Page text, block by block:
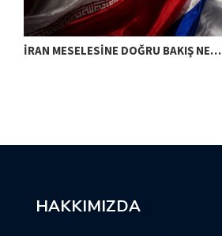
İRAN MESELESINE DOĞRU BAKIŞ NE…
HAKKIMIZDA